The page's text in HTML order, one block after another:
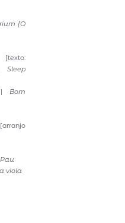
[O
[texto:
Sleep
| Bom
[arranjo
viola